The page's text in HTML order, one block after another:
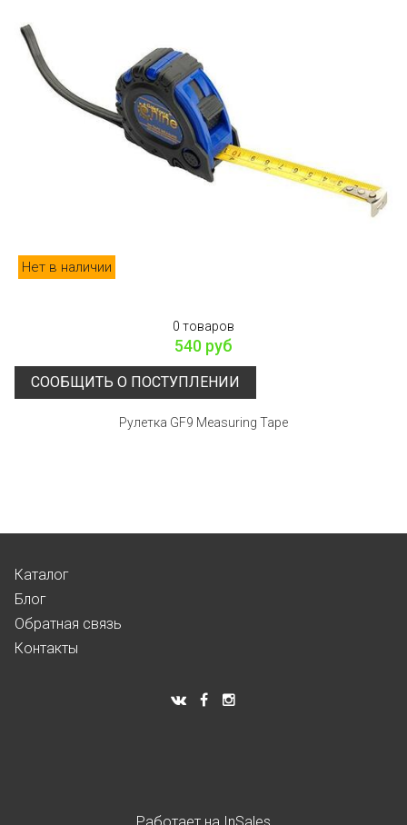
Нет в наличии
0 товаров
540 руб
СООБЩИТЬ О ПОСТУПЛЕНИИ
Рулетка GF9 Measuring Tape
Каталог
Блог
Обратная связь
Контакты